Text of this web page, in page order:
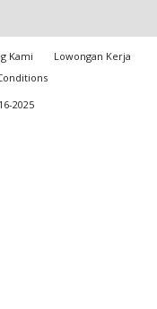
Kami
Lowongan Kerja
2025